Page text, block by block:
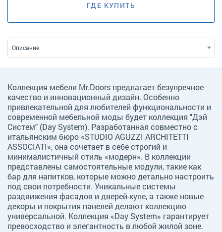
ГДЕ КУПИТЬ
Описание
Коллекция мебели Mr.Doors предлагает безупречное
качество и инновационный дизайн. Особенно
привлекательной для любителей функциональности и
современной мебельной моды будет коллекция "Дэй
Систем" (Day System). Разработанная совместно с
итальянским бюро «STUDIO AGUZZI ARCHITETTI
ASSOCIATI», она сочетает в себе строгий и
минималистичный стиль «модерн». В коллекции
представлены самостоятельные модули, такие как
бар для напитков, которые можно детально настроить
под свои потребности. Уникальные системы
раздвижения фасадов и дверей-купе, а также новые
декоры и покрытия панелей делают коллекцию
универсальной. Коллекция «Day System» гарантирует
превосходство и элегантность в любой жилой зоне.